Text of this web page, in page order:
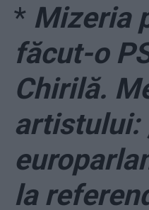
* Mizeria
făcut-o
Chirilă.
artistului:
la